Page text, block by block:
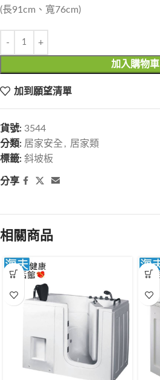
(長91cm、寬76cm)
加入購物車
加到願望清單
貨號: 3544
分類: 居家安全 , 居家類
標籤: 斜坡板
分享
相關商品